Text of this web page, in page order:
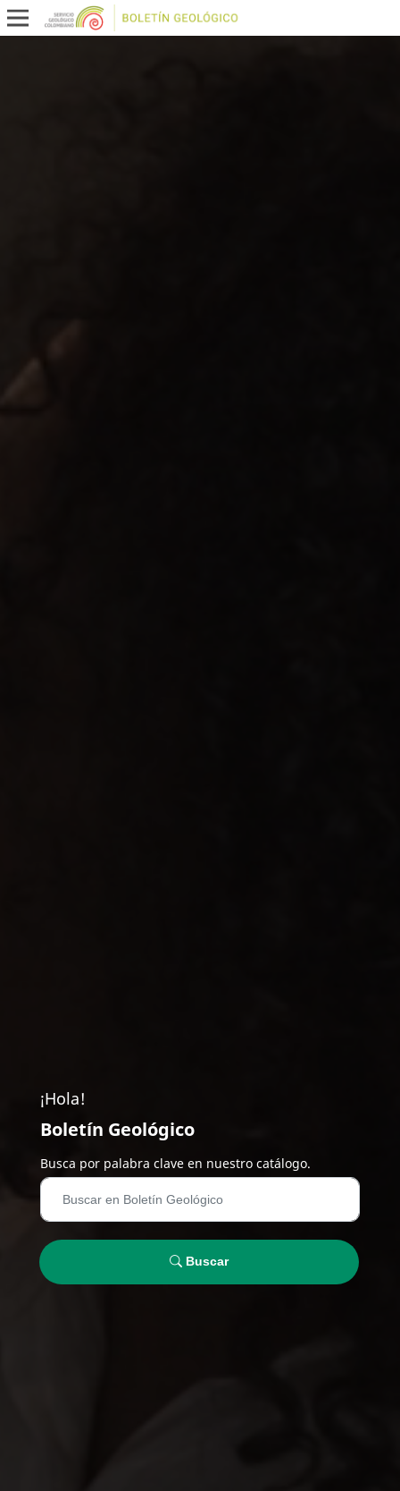
¡Hola!
Boletín Geológico
Busca por palabra clave en nuestro catálogo.
Buscar